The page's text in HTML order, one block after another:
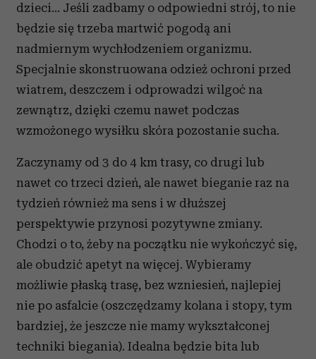
korzystania z ich usług.
dzieci… Jeśli zadbamy o odpowiedni strój, to nie
będzie się trzeba martwić pogodą ani
nadmiernym wychłodzeniem organizmu.
Specjalnie skonstruowana odzież ochroni przed
wiatrem, deszczem i odprowadzi wilgoć na
zewnątrz, dzięki czemu nawet podczas
wzmożonego wysiłku skóra pozostanie sucha.
Zaczynamy od 3 do 4 km trasy, co drugi lub
nawet co trzeci dzień, ale nawet bieganie raz na
tydzień również ma sens i w dłuższej
perspektywie przynosi pozytywne zmiany.
Chodzi o to, żeby na początku nie wykończyć się,
ale obudzić apetyt na więcej. Wybieramy
możliwie płaską trasę, bez wzniesień, najlepiej
nie po asfalcie (oszczędzamy kolana i stopy, tym
bardziej, że jeszcze nie mamy wykształconej
techniki biegania). Idealna będzie bita lub